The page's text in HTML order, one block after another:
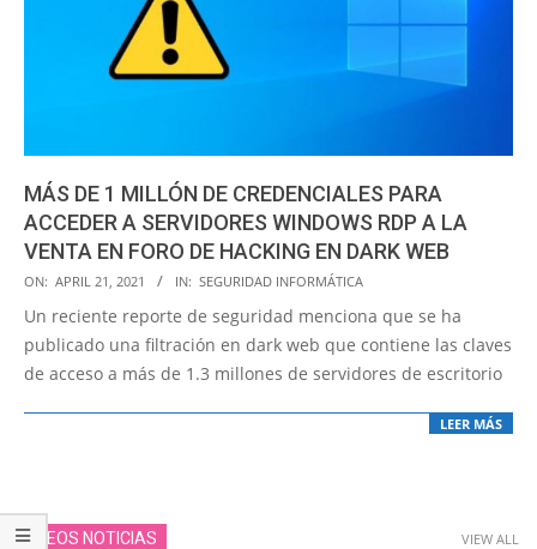
MÁS DE 1 MILLÓN DE CREDENCIALES PARA
ACCEDER A SERVIDORES WINDOWS RDP A LA
VENTA EN FORO DE HACKING EN DARK WEB
2021-
04-
21
ON: APRIL 21, 2021 IN: SEGURIDAD INFORMÁTICA
Un reciente reporte de seguridad menciona que se ha
publicado una filtración en dark web que contiene las claves
de acceso a más de 1.3 millones de servidores de escritorio
LEER MÁS
VIDEOS NOTICIAS VIEW ALL